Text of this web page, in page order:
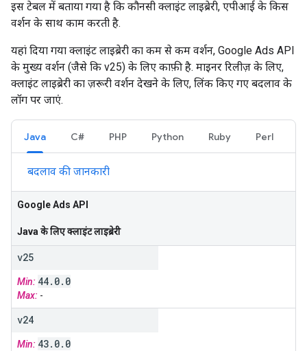
इस टेबल में बताया गया है कि कौनसी क्लाइंट लाइब्रेरी, एपीआई के किस
वर्शन के साथ काम करती है.
यहां दिया गया क्लाइंट लाइब्रेरी का कम से कम वर्शन, Google Ads API
के मुख्य वर्शन (जैसे कि v25) के लिए काफ़ी है. माइनर रिलीज़ के लिए,
क्लाइंट लाइब्रेरी का ज़रूरी वर्शन देखने के लिए, लिंक किए गए बदलाव के
लॉग पर जाएं.
Java C# PHP Python Ruby Perl
बदलाव की जानकारी
Google Ads API
Java के लिए क्लाइंट लाइब्रेरी
v25
Min: 44. 0. 0
Max: -
v24
Min: 43. 0. 0